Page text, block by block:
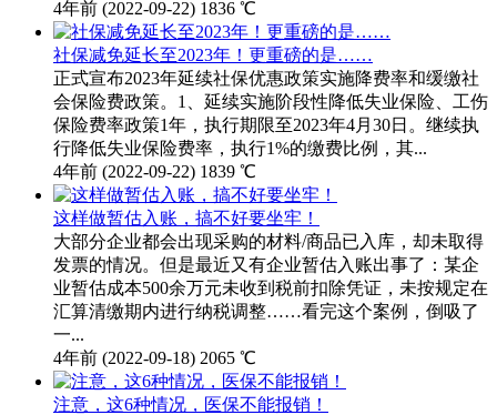
4年前 (2022-09-22) 1836 ℃
社保减免延长至2023年！更重磅的是……
正式宣布2023年延续社保优惠政策实施降费率和缓缴社
会保险费政策。1、延续实施阶段性降低失业保险、工伤
保险费率政策1年，执行期限至2023年4月30日。继续执
行降低失业保险费率，执行1%的缴费比例，其...
4年前 (2022-09-22) 1839 ℃
这样做暂估入账，搞不好要坐牢！
大部分企业都会出现采购的材料/商品已入库，却未取得
发票的情况。但是最近又有企业暂估入账出事了：某企
业暂估成本500余万元未收到税前扣除凭证，未按规定在
汇算清缴期内进行纳税调整……看完这个案例，倒吸了
一...
4年前 (2022-09-18) 2065 ℃
注意，这6种情况，医保不能报销！